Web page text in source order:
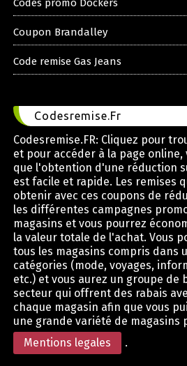
Codes promo Dockers
Coupon Brandalley
Code remise Gas Jeans
Codesremise.Fr
Codesremise.FR: Cliquez pour
et pour accéder à la page online,
que l'obtention d'une réduction
est facile et rapide. Les remises
obtenir avec ces coupons de
les différentes campagnes
magasins et vous pourrez
la valeur totale de l'achat. Vous
tous les magasins compris dans
catégories (mode, voyages,
etc.) et vous aurez un groupe de
secteur qui offrent des rabais
chaque magasin afin que vous
une grande variété de magasins
Mentions legales
.